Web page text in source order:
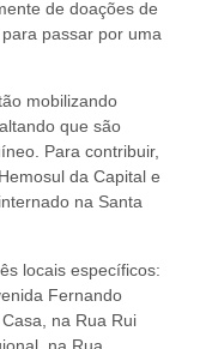
de doações de
passar por uma
mobilizando
que são
Para contribuir,
da Capital e
na Santa
locais específicos:
Fernando
na Rua Rui
na Rua